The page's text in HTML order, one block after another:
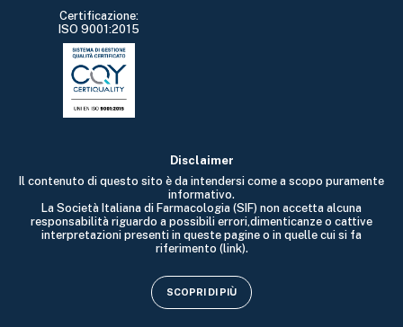
Certificazione:
ISO 9001:2015
Disclaimer
Il contenuto di questo sito è da intendersi come a scopo puramente
informativo.
La Società Italiana di Farmacologia (SIF) non accetta alcuna
responsabilità riguardo a possibili errori,dimenticanze o cattive
interpretazioni presenti in queste pagine o in quelle cui si fa
riferimento (link).
SCOPRI DI PIÙ